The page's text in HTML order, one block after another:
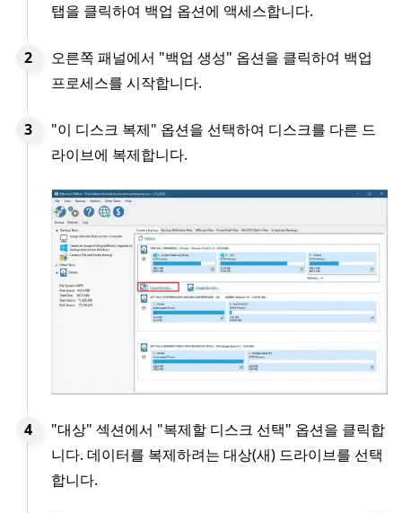
탭을 클릭하여 백업 옵션에 액세스합니다.
오른쪽 패널에서 "백업 생성" 옵션을 클릭하여 백업
프로세스를 시작합니다.
"이 디스크 복제" 옵션을 선택하여 디스크를 다른 드
라이브에 복제합니다.
"대상" 섹션에서 "복제할 디스크 선택" 옵션을 클릭합
니다. 데이터를 복제하려는 대상(새) 드라이브를 선택
합니다.